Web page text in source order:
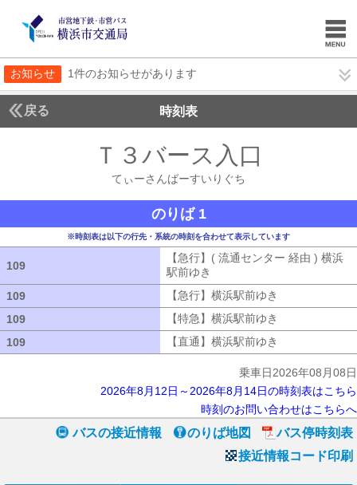
お知らせ 1件のお知らせがあります
戻る 時刻表
Ｔ３バース入口
てぃーさんばーすいりぐち
のりば 1
※時刻表は以下の行先・系統の時刻を合わせて表示しています
109
【急行】( 流通センター 経由 ) 横浜
駅前ゆき
109
【急行】横浜駅前ゆき
109
【特急】横浜駅前ゆき
109
【直通】横浜駅前ゆき
乗車日2026年08月08日
2026年8月12日～2026年8月14日の時刻表はこちら
時刻のお問い合わせはこちらへ
バスの接近情報 のりば地図
バス停時刻表
接近情報コード印刷